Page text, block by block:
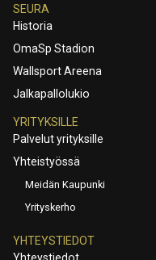
SEURA
Historia
OmaSp Stadion
Wallsport Areena
Jalkapallolukio
YRITYKSILLE
Palvelut yrityksille
Yhteistyössä
Meidän Kaupunki
Yrityskerho
YHTEYSTIEDOT